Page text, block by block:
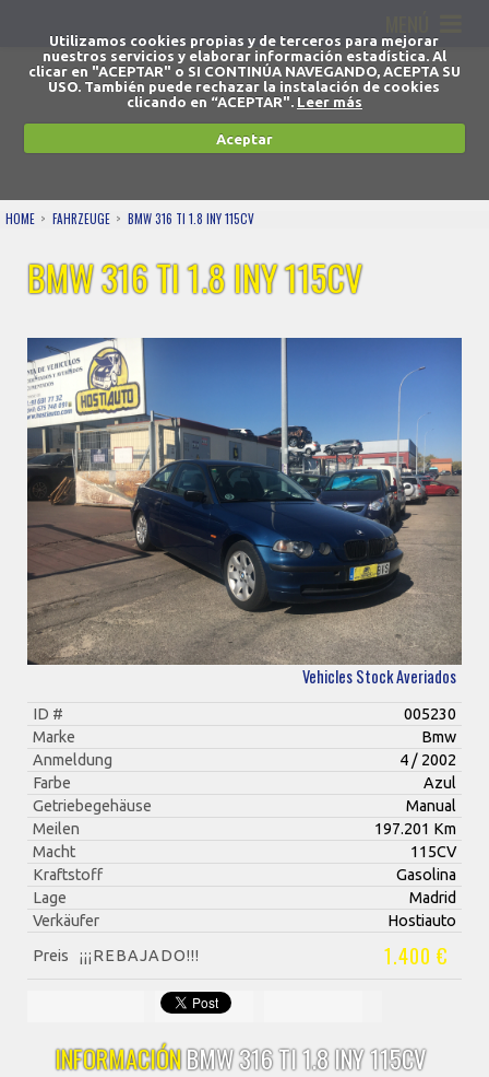
Utilizamos cookies propias y de terceros para mejorar
nuestros servicios y elaborar información estadística. Al
clicar en "ACEPTAR" o SI CONTINÚA NAVEGANDO, ACEPTA SU
USO. También puede rechazar la instalación de cookies
clicando en “ACEPTAR". Leer más
Aceptar
HOME FAHRZEUGE BMW 316 TI 1.8 INY 115CV
BMW 316 TI 1.8 INY 115CV
Vehicles Stock Averiados
ID #
005230
Marke
Bmw
Anmeldung
4 / 2002
Farbe
Azul
Getriebegehäuse
Manual
Meilen
197.201 Km
Macht
115CV
Kraftstoff
Gasolina
Lage
Madrid
Verkäufer
Hostiauto
Preis
¡¡¡REBAJADO!!! 1.400 €
INFORMACIÓNBMW 316 TI 1.8 INY 115CV